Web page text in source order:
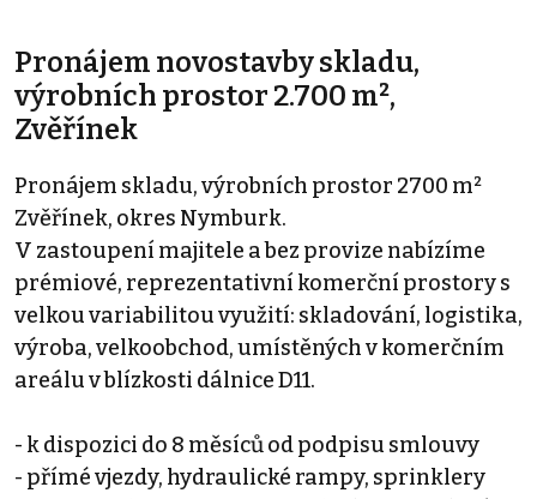
Pronájem novostavby skladu,
výrobních prostor 2.700 m²,
Zvěřínek
Pronájem skladu, výrobních prostor 2700 m²
Zvěřínek, okres Nymburk.
V zastoupení majitele a bez provize nabízíme
prémiové, reprezentativní komerční prostory s
velkou variabilitou využití: skladování, logistika,
výroba, velkoobchod, umístěných v komerčním
areálu v blízkosti dálnice D11.
- k dispozici do 8 měsíců od podpisu smlouvy
- přímé vjezdy, hydraulické rampy, sprinklery